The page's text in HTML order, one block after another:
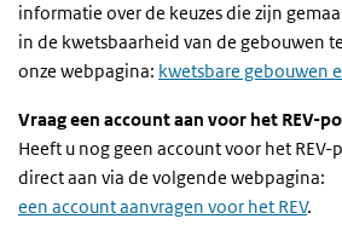
informatie over de keuzes die zijn
in de kwetsbaarheid van de gebouwen
onze webpagina: kwetsbare gebouwen
Vraag een account aan voor het REV-
Heeft u nog geen account voor het REV-
direct aan via de volgende webpagina:
een account aanvragen voor het REV.